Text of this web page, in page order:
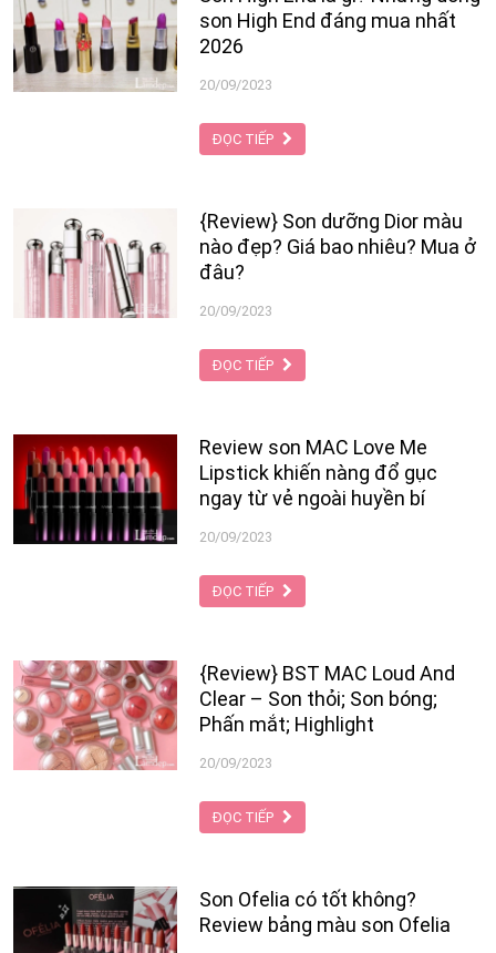
son High End đáng mua nhất
2026
20/09/2023
ĐỌC TIẾP
{Review} Son dưỡng Dior màu
nào đẹp? Giá bao nhiêu? Mua ở
đâu?
20/09/2023
ĐỌC TIẾP
Review son MAC Love Me
Lipstick khiến nàng đổ gục
ngay từ vẻ ngoài huyền bí
20/09/2023
ĐỌC TIẾP
{Review} BST MAC Loud And
Clear – Son thỏi; Son bóng;
Phấn mắt; Highlight
20/09/2023
ĐỌC TIẾP
Son Ofelia có tốt không?
Review bảng màu son Ofelia